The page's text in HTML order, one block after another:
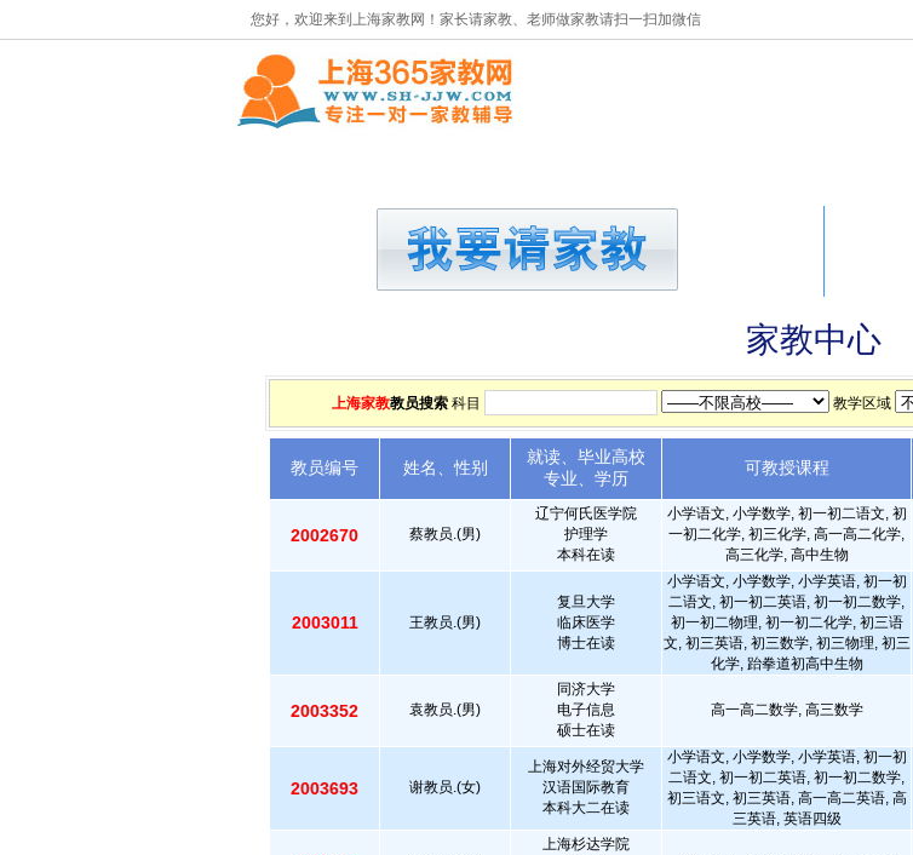
您好，欢迎来到上海家教网！家长请家教、老师做家教请扫一扫加微信
家教中心
上海家教教员搜索 科目 教学区域
教员编号 姓名、性别
就读、毕业高校
专业、学历
可教授课程
2002670 蔡教员.(男)
辽宁何氏医学院
护理学
本科在读
小学语文, 小学数学, 初一初二语文, 初
一初二化学, 初三化学, 高一高二化学,
高三化学, 高中生物
2003011 王教员.(男)
复旦大学
临床医学
博士在读
小学语文, 小学数学, 小学英语, 初一初
二语文, 初一初二英语, 初一初二数学,
初一初二物理, 初一初二化学, 初三语
文, 初三英语, 初三数学, 初三物理, 初三
化学, 跆拳道初高中生物
2003352 袁教员.(男)
同济大学
电子信息
硕士在读
高一高二数学, 高三数学
2003693 谢教员.(女)
上海对外经贸大学
汉语国际教育
本科大二在读
小学语文, 小学数学, 小学英语, 初一初
二语文, 初一初二英语, 初一初二数学,
初三语文, 初三英语, 高一高二英语, 高
三英语, 英语四级
上海杉达学院